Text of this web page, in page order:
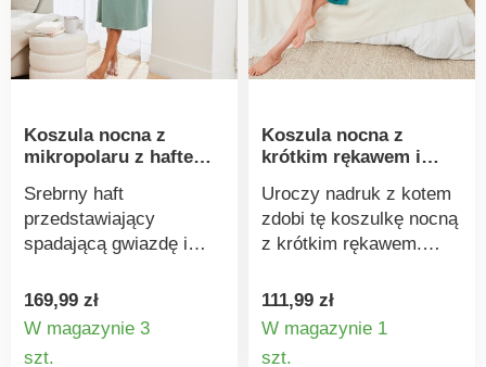
na obecność szerokiej
gamy substancji
szkodliwych, a produkt
poza obowiązujące
normy. Można prać w
pralce.
Koszula nocna z
mikropolaru z haftem
Srebrny haft
przedstawiający
spadającą gwiazdę i
nocną z mikropolaru,
która zapewni Ci
przyjemne ciepło.
169,99 zł
W magazynie 3
szt.
Koszula nocna z
krótkim rękawem i
Uroczy nadruk z kotem
zdobi tę koszulkę nocną
z krótkim rękawem.
rękawy z podwinięciami.
Obniżone ramiona.
Przeszyty dół. Centralny
111,99 zł
W magazynie 1
szt.